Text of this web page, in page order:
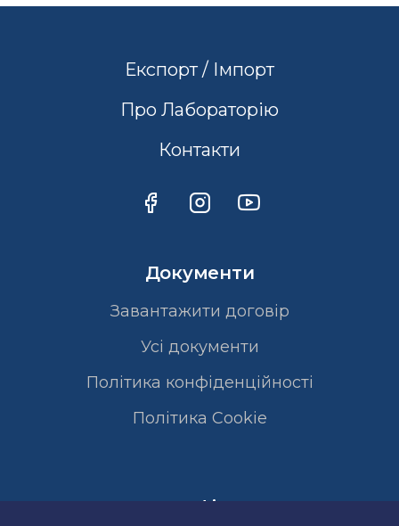
Експорт / Імпорт
Про Лабораторію
Контакти
Документи
Завантажити договір
Усі документи
Політика конфіденційності
Полiтика Cookie
Сертифікати